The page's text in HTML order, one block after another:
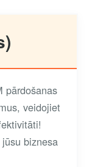
pārdošanas
veidojiet
biznesa